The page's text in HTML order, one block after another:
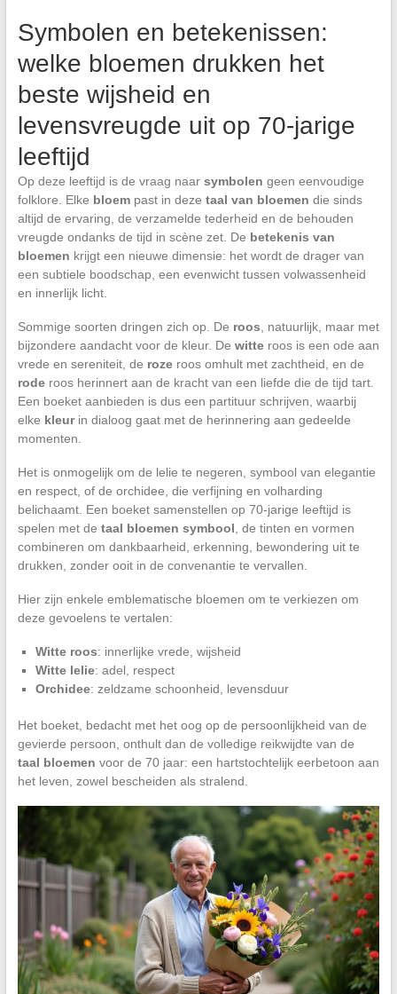
Symbolen en betekenissen:
welke bloemen drukken het
beste wijsheid en
levensvreugde uit op 70-jarige
leeftijd
Op deze leeftijd is de vraag naar symbolen geen eenvoudige
folklore. Elke bloempast in deze taal van bloemen die sinds
altijd de ervaring, de verzamelde tederheid en de behouden
vreugde ondanks de tijd in scène zet. De betekenis van
bloemen krijgt een nieuwe dimensie: het wordt de drager van
een subtiele boodschap, een evenwicht tussen volwassenheid
en innerlijk licht.
Sommige soorten dringen zich op. De roos , natuurlijk, maar met
bijzondere aandacht voor de kleur. De witteroos is een ode aan
vrede en sereniteit, de rozeroos omhult met zachtheid, en de
roderoos herinnert aan de kracht van een liefde die de tijd tart.
Een boeket aanbieden is dus een partituur schrijven, waarbij
elke kleurin dialoog gaat met de herinnering aan gedeelde
momenten.
Het is onmogelijk om de lelie te negeren, symbool van elegantie
en respect, of de orchidee, die verfijning en volharding
belichaamt. Een boeket samenstellen op 70-jarige leeftijd is
spelen met de taal bloemen symbool , de tinten en vormen
combineren om dankbaarheid, erkenning, bewondering uit te
drukken, zonder ooit in de convenantie te vervallen.
Hier zijn enkele emblematische bloemen om te verkiezen om
deze gevoelens te vertalen:
Witte roos: innerlijke vrede, wijsheid
Witte lelie: adel, respect
Orchidee: zeldzame schoonheid, levensduur
Het boeket, bedacht met het oog op de persoonlijkheid van de
gevierde persoon, onthult dan de volledige reikwijdte van de
taal bloemen voor de 70 jaar: een hartstochtelijk eerbetoon aan
het leven, zowel bescheiden als stralend.